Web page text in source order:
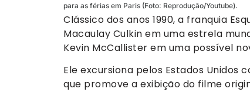
para as férias em Paris (Foto: Reprodução/Youtube).
Clássico dos anos 1990, a franquia
Macaulay Culkin em uma estrela
Kevin McCallister em uma possível
Ele excursiona pelos Estados Unidos
que promove a exibição do filme